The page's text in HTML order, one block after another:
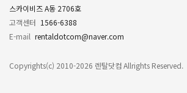
스카이비즈 A동 2706호
고객센터 1566-6388
E-mail rentaldotcom@naver.com
Copyrights(c) 2010-2026 렌탈닷컴 Allrights Reserved.